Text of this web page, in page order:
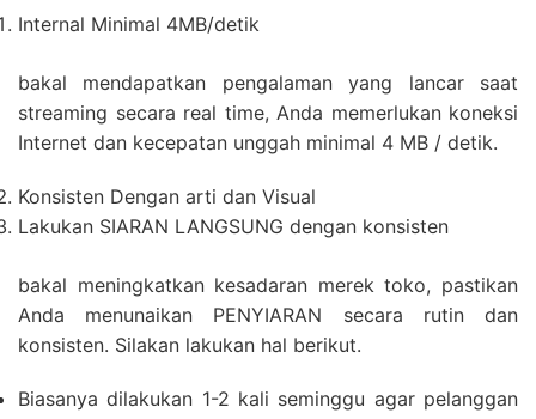
Internal Minimal 4MB/detik
bakal mendapatkan pengalaman yang lancar saat
streaming secara real time, Anda memerlukan koneksi
Internet dan kecepatan unggah minimal 4 MB / detik.
Konsisten Dengan arti dan Visual
Lakukan SIARAN LANGSUNG dengan konsisten
bakal meningkatkan kesadaran merek toko, pastikan
Anda menunaikan PENYIARAN secara rutin dan
konsisten. Silakan lakukan hal berikut.
Biasanya dilakukan 1-2 kali seminggu agar pelanggan